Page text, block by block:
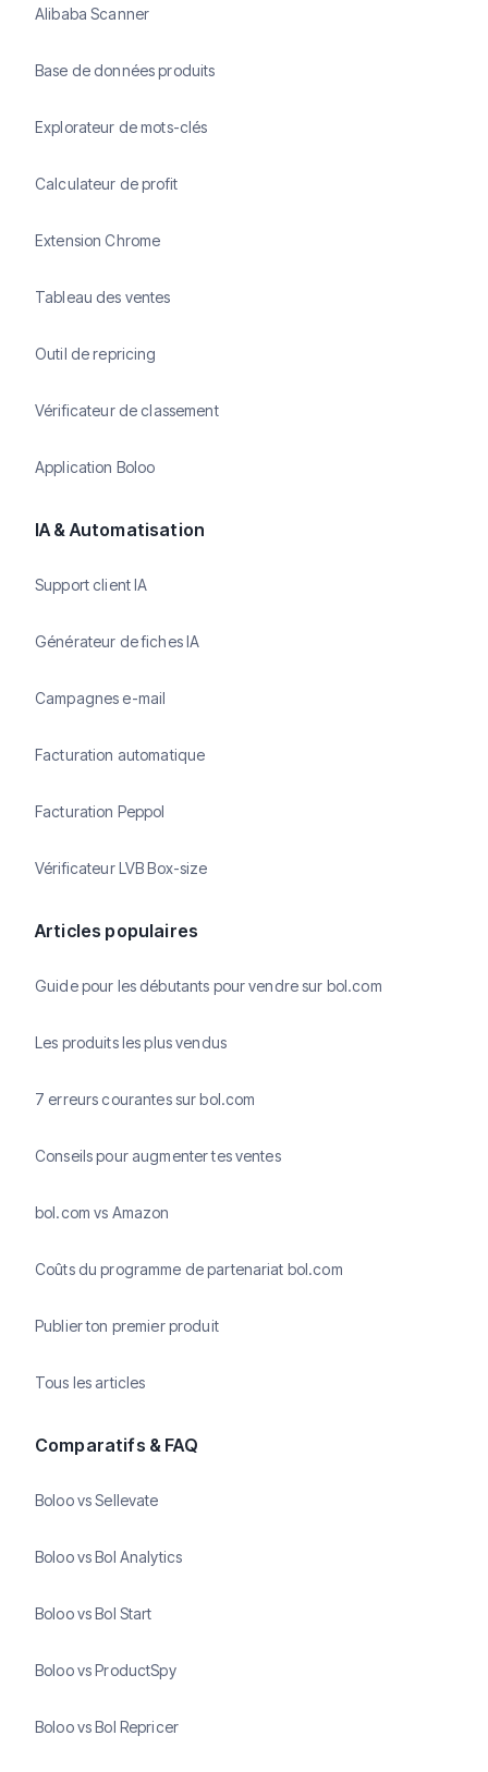
Alibaba Scanner
Base de données produits
Explorateur de mots-clés
Calculateur de profit
Extension Chrome
Tableau des ventes
Outil de repricing
Vérificateur de classement
Application Boloo
IA & Automatisation
Support client IA
Générateur de fiches IA
Campagnes e-mail
Facturation automatique
Facturation Peppol
Vérificateur LVB Box-size
Articles populaires
Guide pour les débutants pour vendre sur bol.com
Les produits les plus vendus
7 erreurs courantes sur bol.com
Conseils pour augmenter tes ventes
bol.com vs Amazon
Coûts du programme de partenariat bol.com
Publier ton premier produit
Tous les articles
Comparatifs & FAQ
Boloo vs Sellevate
Boloo vs Bol Analytics
Boloo vs Bol Start
Boloo vs ProductSpy
Boloo vs Bol Repricer